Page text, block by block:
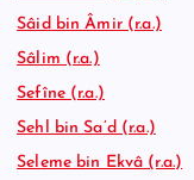
Sâid bin Âmir (r.a.)
Sâlim (r.a.)
Sefîne (r.a.)
Sehl bin Sa’d (r.a.)
Seleme bin Ekvâ (r.a.)